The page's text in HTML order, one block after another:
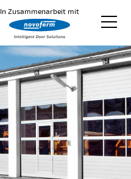
In Zusammenarbeit mit